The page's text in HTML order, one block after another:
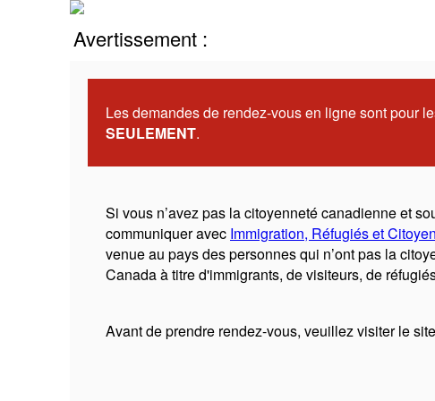
Avertissement :
Les demandes de rendez-vous en ligne sont pour
SEULEMENT.
Si vous n’avez pas la citoyenneté canadienne et
communiquer avec Immigration, Réfugiés et
venue au pays des personnes qui n’ont pas la
Canada à titre d'immigrants, de visiteurs, de
Avant de prendre rendez-vous, veuillez visiter le site